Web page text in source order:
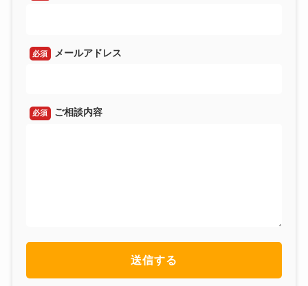
必須 メールアドレス
必須 ご相談内容